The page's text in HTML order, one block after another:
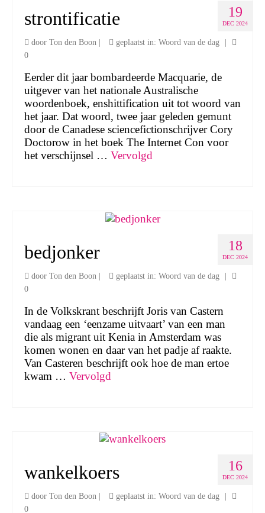
19
DEC 2024
strontificatie
door Ton den Boon geplaatst in: Woord van de dag
0
Eerder dit jaar bombardeerde Macquarie, de
uitgever van het nationale Australische
woordenboek, enshittification uit tot woord van
het jaar. Dat woord, twee jaar geleden gemunt
door de Canadese sciencefictionschrijver Cory
Doctorow in het boek The Internet Con voor
het verschijnsel … Vervolgd
18
DEC 2024
bedjonker
door Ton den Boon geplaatst in: Woord van de dag
0
In de Volkskrant beschrijft Joris van Castern
vandaag een ‘eenzame uitvaart’ van een man
die als migrant uit Kenia in Amsterdam was
komen wonen en daar van het padje af raakte.
Van Casteren beschrijft ook hoe de man ertoe
kwam … Vervolgd
16
DEC 2024
wankelkoers
door Ton den Boon geplaatst in: Woord van de dag
0